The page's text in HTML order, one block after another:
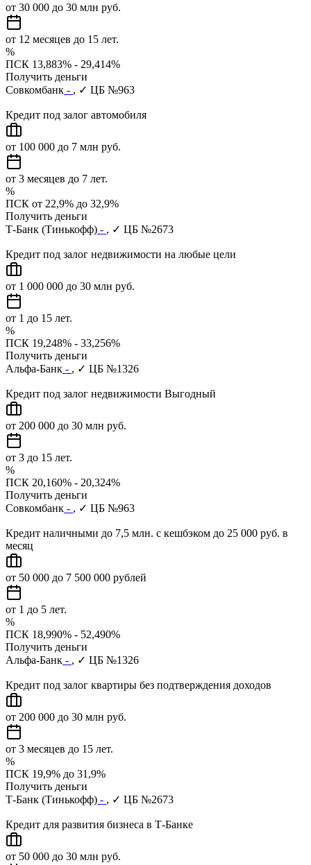
от 30 000 до 30 млн руб.
от 12 месяцев до 15 лет.
%
ПСК 13,883% - 29,414%
Получить деньги
Совкомбанк - , ✓ ЦБ №963
Кредит под залог автомобиля
от 100 000 до 7 млн руб.
от 3 месяцев до 7 лет.
%
ПСК от 22,9% до 32,9%
Получить деньги
Т-Банк (Тинькофф) - , ✓ ЦБ №2673
Кредит под залог недвижимости на любые цели
от 1 000 000 до 30 млн руб.
от 1 до 15 лет.
%
ПСК 19,248% - 33,256%
Получить деньги
Альфа-Банк - , ✓ ЦБ №1326
Кредит под залог недвижимости Выгодный
от 200 000 до 30 млн руб.
от 3 до 15 лет.
%
ПСК 20,160% - 20,324%
Получить деньги
Совкомбанк - , ✓ ЦБ №963
Кредит наличными до 7,5 млн. с кешбэком до 25 000 руб. в
месяц
от 50 000 до 7 500 000 рублей
от 1 до 5 лет.
%
ПСК 18,990% - 52,490%
Получить деньги
Альфа-Банк - , ✓ ЦБ №1326
Кредит под залог квартиры без подтверждения доходов
от 200 000 до 30 млн руб.
от 3 месяцев до 15 лет.
%
ПСК 19,9% до 31,9%
Получить деньги
Т-Банк (Тинькофф) - , ✓ ЦБ №2673
Кредит для развития бизнеса в Т-Банке
от 50 000 до 30 млн руб.